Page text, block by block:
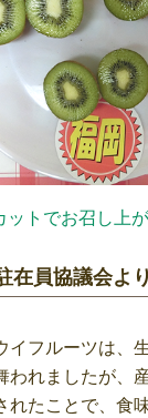
ットでお召し上
在員協議会よ
イフルーツは、
われましたが、
れたことで、食